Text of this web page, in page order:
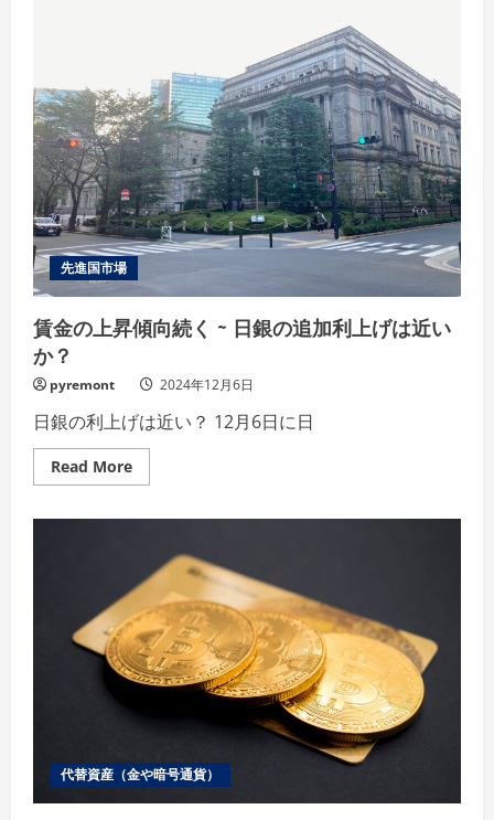
や
や
ペ
ー
ス
ダ
ウ
ン
し
た
雇
用
市
場
先進国市場
賃金の上昇傾向続く ~ 日銀の追加利上げは近い
か？
pyremont 2024年12月6日
日銀の利上げは近い？ 12月6日に日
Read MoreRead
more
傾
続
く
~
日
銀
追
上
げ
は
近
代替資産（金や暗号通貨）